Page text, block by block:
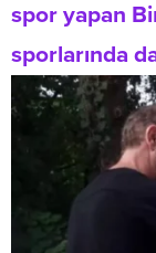
spor yapan
sporlarında